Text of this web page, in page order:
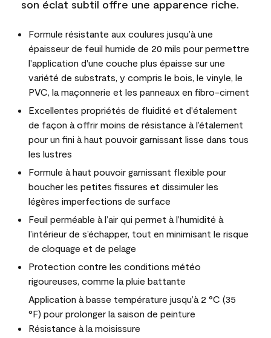
son éclat subtil offre une apparence riche.
Formule résistante aux coulures jusqu’à une
épaisseur de feuil humide de 20 mils pour permettre
l'application d'une couche plus épaisse sur une
variété de substrats, y compris le bois, le vinyle, le
PVC, la maçonnerie et les panneaux en fibro-ciment
Excellentes propriétés de fluidité et d'étalement
de façon à offrir moins de résistance à l’étalement
pour un fini à haut pouvoir garnissant lisse dans tous
les lustres
Formule à haut pouvoir garnissant flexible pour
boucher les petites fissures et dissimuler les
légères imperfections de surface
Feuil perméable à l’air qui permet à l’humidité à
l’intérieur de s’échapper, tout en minimisant le risque
de cloquage et de pelage
Protection contre les conditions météo
rigoureuses, comme la pluie battante
Application à basse température jusqu’à 2 °C (35
°F) pour prolonger la saison de peinture
Résistance à la moisissure